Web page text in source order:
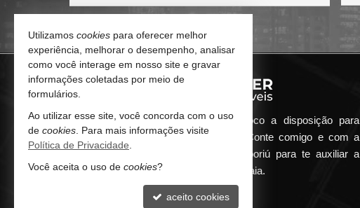
Qualquer dúvida que surgir me coloco a disposição para
atender de maneira ágil e eficiente. Conte comigo e com a
minha imobiliária em Balneário Camboriú para te auxiliar a
encontrar o seu imóvel ideal aqui na Praia.
Utilizamos cookies para oferecer melhor
experiência, melhorar o desempenho, analisar
como você interage em nosso site e gravar
informações coletadas por meio de
formulários.
Ao utilizar esse site, você concorda com o uso
de cookies . Para mais informações visite
Política de Privacidade
Você aceita o uso de cookies?
aceito cookies